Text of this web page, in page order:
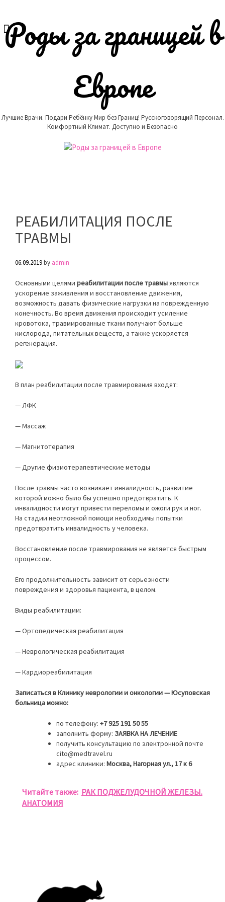
content
Роды за границей в
Европе
Лучшие Врачи. Подари Ребёнку Мир без Границ! Русскоговорящий Персонал.
Комфортный Климат. Доступно и Безопасно
РЕАБИЛИТАЦИЯ ПОСЛЕ
ТРАВМЫ
06.09.2019by admin
Основными целями реабилитации после травмы являются
ускорение заживления и восстановление движения,
возможность давать физические нагрузки на поврежденную
конечность. Во время движения происходит усиление
кровотока, травмированные ткани получают больше
кислорода, питательных веществ, а также ускоряется
регенерация.
В план реабилитации после травмирования входят:
— ЛФК
— Массаж
— Магнитотерапия
— Другие физиотерапевтические методы
После травмы часто возникает инвалидность, развитие
которой можно было бы успешно предотвратить. К
инвалидности могут привести переломы и ожоги рук и ног.
На стадии неотложной помощи необходимы попытки
предотвратить инвалидность у человека.
Восстановление после травмирования не является быстрым
процессом.
Его продолжительность зависит от серьезности
повреждения и здоровья пациента, в целом.
Виды реабилитации:
— Ортопедическая реабилитация
— Неврологическая реабилитация
— Кардиореабилитация
Записаться в Клинику неврологии и онкологии — Юсуповская
больница можно:
по телефону: +7 925 191 50 55
заполнить форму: ЗАЯВКА НА ЛЕЧЕНИЕ
получить консультацию по электронной почте
cito@medtravel.ru
адрес клиники: Москва, Нагорная ул., 17 к 6
Читайте также: РАК ПОДЖЕЛУДОЧНОЙ ЖЕЛЕЗЫ.
АНАТОМИЯ